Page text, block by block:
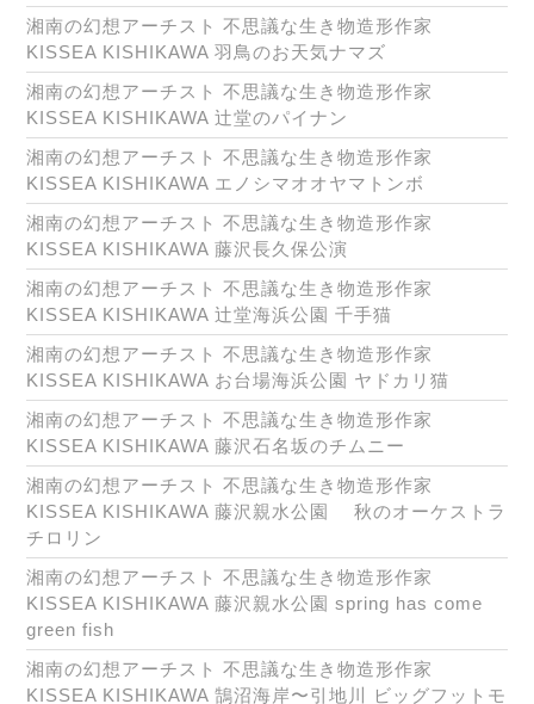
湘南の幻想アーチスト 不思議な生き物造形作家
KISSEA KISHIKAWA 羽鳥のお天気ナマズ
湘南の幻想アーチスト 不思議な生き物造形作家
KISSEA KISHIKAWA 辻堂のパイナン
湘南の幻想アーチスト 不思議な生き物造形作家
KISSEA KISHIKAWA エノシマオオヤマトンボ
湘南の幻想アーチスト 不思議な生き物造形作家
KISSEA KISHIKAWA 藤沢長久保公演
湘南の幻想アーチスト 不思議な生き物造形作家
KISSEA KISHIKAWA 辻堂海浜公園 千手猫
湘南の幻想アーチスト 不思議な生き物造形作家
KISSEA KISHIKAWA お台場海浜公園 ヤドカリ猫
湘南の幻想アーチスト 不思議な生き物造形作家
KISSEA KISHIKAWA 藤沢石名坂のチムニー
湘南の幻想アーチスト 不思議な生き物造形作家
KISSEA KISHIKAWA 藤沢親水公園 秋のオーケストラ
チロリン
湘南の幻想アーチスト 不思議な生き物造形作家
KISSEA KISHIKAWA 藤沢親水公園 spring has come
green fish
湘南の幻想アーチスト 不思議な生き物造形作家
KISSEA KISHIKAWA 鵠沼海岸〜引地川 ビッグフットモ